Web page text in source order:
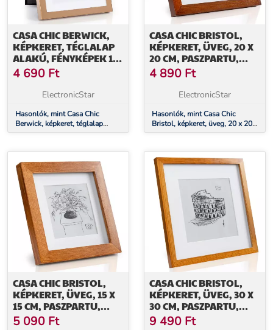
CASA CHIC BERWICK,
KÉPKERET, TÉGLALAP
ALAKÚ, FÉNYKÉPEK 17
X 12 CM, PASZPARTU, FA
4 690 Ft
ElectronicStar
Hasonlók, mint Casa Chic
Berwick, képkeret, téglalap
alakú, fényképek 17 x 12 cm,
CASA CHIC BRISTOL,
KÉPKERET, ÜVEG, 20 X
20 CM, PASZPARTU,
VALÓDI FA
4 890 Ft
ElectronicStar
Hasonlók, mint Casa Chic
Bristol, képkeret, üveg, 20 x 20
cm, paszpartu, valódi fa
CASA CHIC BRISTOL,
KÉPKERET, ÜVEG, 15 X
15 CM, PASZPARTU,
VALÓDI FA
5 090 Ft
CASA CHIC BRISTOL,
KÉPKERET, ÜVEG, 30 X
30 CM, PASZPARTU,
VALÓDI FA
9 490 Ft